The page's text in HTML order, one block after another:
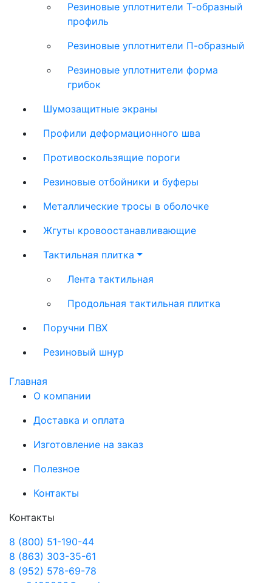
Резиновые уплотнители Т-образный
профиль
Резиновые уплотнители П-образный
Резиновые уплотнители форма
грибок
Шумозащитные экраны
Профили деформационного шва
Противоскользящие пороги
Резиновые отбойники и буферы
Металлические тросы в оболочке
Жгуты кровоостанавливающие
Тактильная плитка
Лента тактильная
Продольная тактильная плитка
Поручни ПВХ
Резиновый шнур
Главная
О компании
Доставка и оплата
Изготовление на заказ
Полезное
Контакты
Контакты
8 (800) 51-190-44
8 (863) 303-35-61
8 (952) 578-69-78